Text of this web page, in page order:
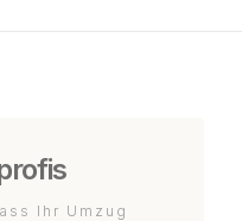
Ihr Umzug